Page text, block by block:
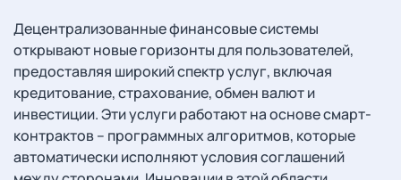
Децентрализованные финансовые системы
открывают новые горизонты для пользователей,
предоставляя широкий спектр услуг, включая
кредитование, страхование, обмен валют и
инвестиции. Эти услуги работают на основе смарт-
контрактов – программных алгоритмов, которые
автоматически исполняют условия соглашений